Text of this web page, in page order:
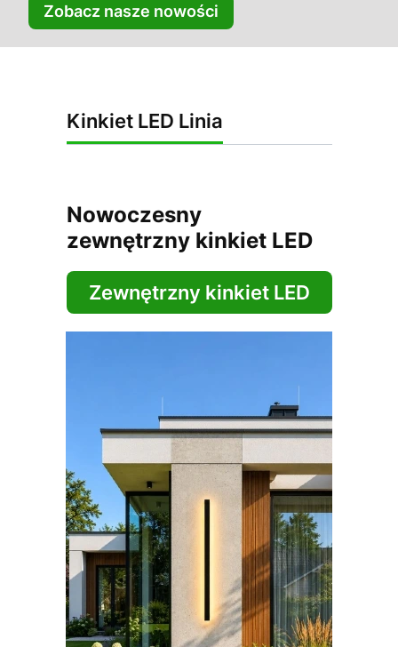
Zobacz nasze nowości
Kinkiet LED Linia
Nowoczesny
zewnętrzny kinkiet LED
Zewnętrzny kinkiet LED